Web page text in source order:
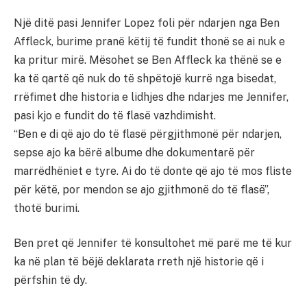
Një ditë pasi Jennifer Lopez foli për ndarjen nga Ben
Affleck, burime pranë këtij të fundit thonë se ai nuk e
ka pritur mirë. Mësohet se Ben Affleck ka thënë se e
ka të qartë që nuk do të shpëtojë kurrë nga bisedat,
rrëfimet dhe historia e lidhjes dhe ndarjes me Jennifer,
pasi kjo e fundit do të flasë vazhdimisht.
“Ben e di që ajo do të flasë përgjithmonë për ndarjen,
sepse ajo ka bërë albume dhe dokumentarë për
marrëdhëniet e tyre. Ai do të donte që ajo të mos fliste
për këtë, por mendon se ajo gjithmonë do të flasë”,
thotë burimi.
Ben pret që Jennifer të konsultohet më parë me të kur
ka në plan të bëjë deklarata rreth një historie që i
përfshin të dy.